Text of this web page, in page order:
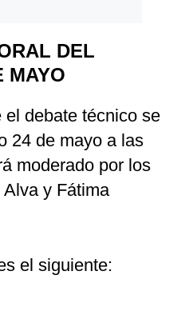
DEL
MAYO
debate técnico se
24 de mayo a las
moderado por los
y Fátima
el siguiente: